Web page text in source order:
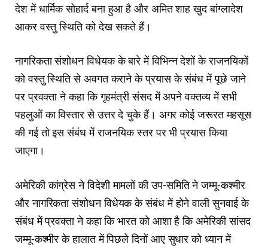
देश में धार्मिक सोहार्द बना हुआ है और अमित शाह खुद बांग्लादेश
आकर वस्तु स्थिति को देख सकते हैं।
नागरिकता संशोधन विधेयक के बारे में विभिन्न देशों के राजनयिकों
को वस्तु स्थिति से अवगत कराने के प्रयास के संबंध में पूछे जाने
पर प्रवक्ता ने कहा कि गृहमंत्री संसद में अपने वक्तव्य में सभी
पहलुओं का विस्तार से उत्तर दे चुके हैं। अगर कोई जरूरत महसूस
की गई तो इस संबंध में राजनयिक स्तर पर भी प्रयास किया
जाएगा।
अमेरिकी कांग्रेस ने विदेशी मामलों की उप-समिति ने जम्मू-कश्मीर
और नागरिकता संशोधन विधेयक के संबंध में होने वाली सुनवाई के
संबंध में प्रवक्ता ने कहा कि भारत को आशा है कि अमेरिकी सांसद
जम्मू-कश्मीर के हालात में पिछले दिनों आए सुधार को ध्यान में